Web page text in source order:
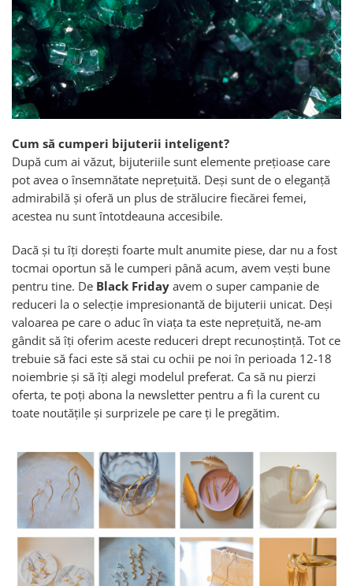
Cum să cumperi bijuterii inteligent?
După cum ai văzut, bijuteriile sunt elemente prețioase care
pot avea o însemnătate neprețuită. Deși sunt de o eleganță
admirabilă și oferă un plus de strălucire fiecărei femei,
acestea nu sunt întotdeauna accesibile.
Dacă și tu îți dorești foarte mult anumite piese, dar nu a fost
tocmai oportun să le cumperi până acum, avem vești bune
pentru tine. De Black Friday avem o super campanie de
reduceri la o selecție impresionantă de bijuterii unicat. Deși
valoarea pe care o aduc în viața ta este neprețuită, ne-am
gândit să îți oferim aceste reduceri drept recunoștință. Tot ce
trebuie să faci este să stai cu ochii pe noi în perioada 12-18
noiembrie și să îți alegi modelul preferat. Ca să nu pierzi
oferta, te poți abona la newsletter pentru a fi la curent cu
toate noutățile și surprizele pe care ți le pregătim.